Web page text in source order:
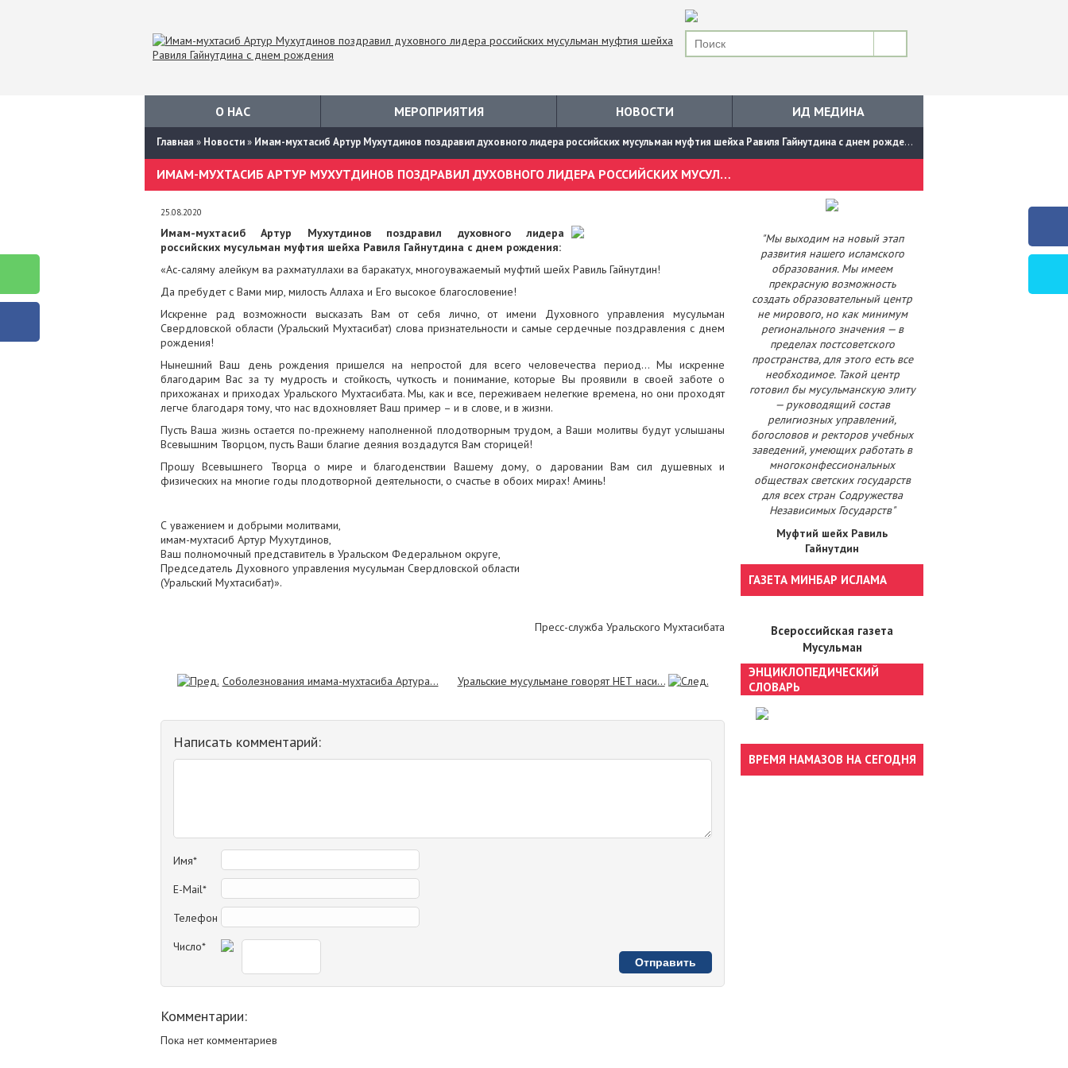
О НАС МЕРОПРИЯТИЯ НОВОСТИ ИД МЕДИНА
Главная » Новости» Имам-мухтасиб Артур Мухутдинов поздравил духовного лидера российских мусульман муфтия шейха Равиля Гайнутдина с днем рождения
"Мы выходим на новый этап
развития нашего исламского
образования. Мы имеем
прекрасную возможность
создать образовательный центр
не мирового, но как минимум
регионального значения — в
пределах постсоветского
пространства, для этого есть все
необходимое. Такой центр
готовил бы мусульманскую элиту
— руководящий состав
религиозных управлений,
богословов и ректоров учебных
заведений, умеющих работать в
многоконфессиональных
обществах светских государств
для всех стран Содружества
Независимых Государств"
Муфтий шейх Равиль
Гайнутдин
ГАЗЕТА МИНБАР ИСЛАМА
Всероссийская газета
Мусульман
ЭНЦИКЛОПЕДИЧЕСКИЙ
СЛОВАРЬ
ВРЕМЯ НАМАЗОВ НА СЕГОДНЯ
ИМАМ-МУХТАСИБ АРТУР МУХУТДИНОВ ПОЗДРАВИЛ ДУХОВНОГО ЛИДЕРА РОССИЙСКИХ МУСУЛЬМАН МУФТИЯ ШЕЙХА РАВИЛЯ ГАЙНУТДИНА С ДНЕМ РОЖДЕНИЯ
25.08.2020
Имам-мухтасиб Артур Мухутдинов поздравил духовного лидера
российских мусульман муфтия шейха Равиля Гайнутдина с днем рождения:
«Ас-саляму алейкум ва рахматуллахи ва баракатух, многоуважаемый муфтий шейх Равиль Гайнутдин!
Да пребудет с Вами мир, милость Аллаха и Eго высокое благословение!
Искренне рад возможности высказать Вам от себя лично, от имени Духовного управления мусульман
Свердловской области (Уральский Мухтасибат) слова признательности и самые сердечные поздравления с днем
рождения!
Нынешний Ваш день рождения пришелся на непростой для всего человечества период... Мы искренне
благодарим Вас за ту мудрость и стойкость, чуткость и понимание, которые Вы проявили в своей заботе о
прихожанах и приходах Уральского Мухтасибата. Мы, как и все, переживаем нелегкие времена, но они проходят
легче благодаря тому, что нас вдохновляет Ваш пример – и в слове, и в жизни.
Пусть Ваша жизнь остается по-прежнему наполненной плодотворным трудом, а Ваши молитвы будут услышаны
Всевышним Творцом, пусть Ваши благие деяния воздадутся Вам сторицей!
Прошу Всевышнего Творца о мире и благоденствии Вашему дому, о даровании Вам сил душевных и
физических на многие годы плодотворной деятельности, о счастье в обоих мирах! Аминь!
С уважением и добрыми молитвами,
имам-мухтасиб Артур Мухутдинов,
Ваш полномочный представитель в Уральском Федеральном округе,
Председатель Духовного управления мусульман Свердловской области
(Уральский Мухтасибат)».
Пресс-служба Уральского Мухтасибата
Соболезнования имама-мухтасиба Артура... Уральские мусульмане говорят НЕТ наси...
Написать комментарий:
Имя*
E-Mail*
Телефон
Число*
Комментарии:
Пока нет комментариев